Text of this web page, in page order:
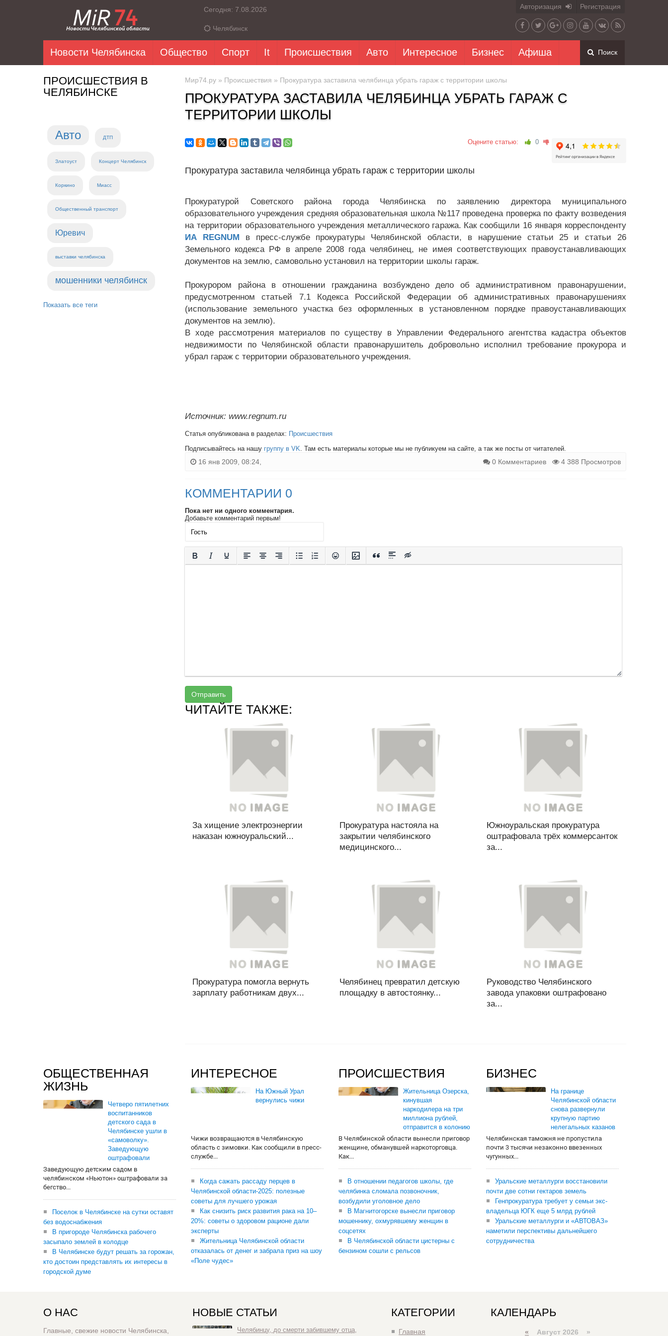
Сегодня: 7.08.2026
Челябинск
Авторизация Регистрация
Новости Челябинска Общество Спорт It Происшествия Авто Интересное Бизнес Афиша Поиск
ПРОИСШЕСТВИЯ В
ЧЕЛЯБИНСКЕ
Авто ДТП
Златоуст Концерт Челябинск
Коркино Миасс
Общественный транспорт
Юревич
выставки челябинска
мошенники челябинск
Показать все теги
Мир74.ру » Происшествия » Прокуратура заставила челябинца убрать гараж с территории школы
ПРОКУРАТУРА ЗАСТАВИЛА ЧЕЛЯБИНЦА УБРАТЬ ГАРАЖ С
ТЕРРИТОРИИ ШКОЛЫ
Оцените статью: 0
Прокуратура заставила челябинца убрать гараж с территории школы
Прокуратурой Советского района города Челябинска по заявлению директора муниципального
образовательного учреждения средняя образовательная школа №117 проведена проверка по факту возведения
на территории образовательного учреждения металлического гаража. Как сообщили 16 января корреспонденту
ИА REGNUM в пресс-службе прокуратуры Челябинской области, в нарушение статьи 25 и статьи 26
Земельного кодекса РФ в апреле 2008 года челябинец, не имея соответствующих правоустанавливающих
документов на землю, самовольно установил на территории школы гараж.
Прокурором района в отношении гражданина возбуждено дело об административном правонарушении,
предусмотренном статьей 7.1 Кодекса Российской Федерации об административных правонарушениях
(использование земельного участка без оформленных в установленном порядке правоустанавливающих
документов на землю).
В ходе рассмотрения материалов по существу в Управлении Федерального агентства кадастра объектов
недвижимости по Челябинской области правонарушитель добровольно исполнил требование прокурора и
убрал гараж с территории образовательного учреждения.
Источник: www.regnum.ru
Статья опубликована в разделах: Происшествия
Подписывайтесь на нашу группу в VK. Там есть материалы которые мы не публикуем на сайте, а так же посты от читателей.
16 янв 2009, 08:24, 0 Комментариев 4 388 Просмотров
КОММЕНТАРИИ 0
Пока нет ни одного комментария.
Добавьте комментарий первым!
Отправить
ЧИТАЙТЕ ТАКЖЕ:
За хищение электроэнергии
наказан южноуральский...
Прокуратура настояла на
закрытии челябинского
медицинского...
Южноуральская прокуратура
оштрафовала трёх коммерсанток
за...
Прокуратура помогла вернуть
зарплату работникам двух...
Челябинец превратил детскую
площадку в автостоянку...
Руководство Челябинского
завода упаковки оштрафовано
за...
ОБЩЕСТВЕННАЯ
ЖИЗНЬ
Четверо пятилетних
воспитанников
детского сада в
Челябинске ушли в
«самоволку».
Заведующую
оштрафовали
Заведующую детским садом в
челябинском «Ньютон» оштрафовали за
бегство...
Поселок в Челябинске на сутки оставят
без водоснабжения
В пригороде Челябинска рабочего
засыпало землей в колодце
В Челябинске будут решать за горожан,
кто достоин представлять их интересы в
городской думе
ИНТЕРЕСНОЕ
На Южный Урал
вернулись чижи
Чижи возвращаются в Челябинскую
область с зимовки. Как сообщили в пресс-
службе...
Когда сажать рассаду перцев в
Челябинской области-2025: полезные
советы для лучшего урожая
Как снизить риск развития рака на 10–
20%: советы о здоровом рационе дали
эксперты
Жительница Челябинской области
отказалась от денег и забрала приз на шоу
«Поле чудес»
ПРОИСШЕСТВИЯ
Жительница Озерска,
кинувшая
наркодилера на три
миллиона рублей,
отправится в колонию
В Челябинской области вынесли приговор
женщине, обманувшей наркоторговца.
Как...
В отношении педагогов школы, где
челябинка сломала позвоночник,
возбудили уголовное дело
В Магнитогорске вынесли приговор
мошеннику, охмурявшему женщин в
соцсетях
В Челябинской области цистерны с
бензином сошли с рельсов
БИЗНЕС
На границе
Челябинской области
снова развернули
крупную партию
нелегальных казанов
Челябинская таможня не пропустила
почти 3 тысячи незаконно ввезенных
чугунных...
Уральские металлурги восстановили
почти две сотни гектаров земель
Генпрокуратура требует у семьи экс-
владельца ЮГК еще 5 млрд рублей
Уральские металлурги и «АВТОВАЗ»
наметили перспективы дальнейшего
сотрудничества
О НАС
Главные, свежие новости Челябинска,
НОВЫЕ СТАТЬИ
Челябинцу, до смерти забившему отца,
КАТЕГОРИИ
Главная
КАЛЕНДАРЬ
« Август 2026 »